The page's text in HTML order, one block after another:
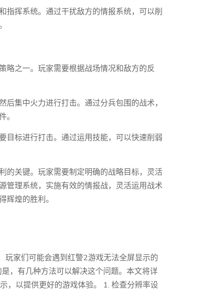
指挥系统。通过干扰敌方的情报系统，可以削
略之一。玩家需要根据战场情况和敌方的反
集中火力进行打击。通过分兵包围的战术，
。
目标进行打击。通过运用技能，可以快速削弱
的关键。玩家需要制定明确的战略目标，灵活
管理系统，实施有效的情报战，灵活运用战术
辉煌的胜利。
家们可能会遇到红警2游戏无法全屏显示的
，有几种方法可以解决这个问题。本文将详
，以提供更好的游戏体验。 1. 检查分辨率设